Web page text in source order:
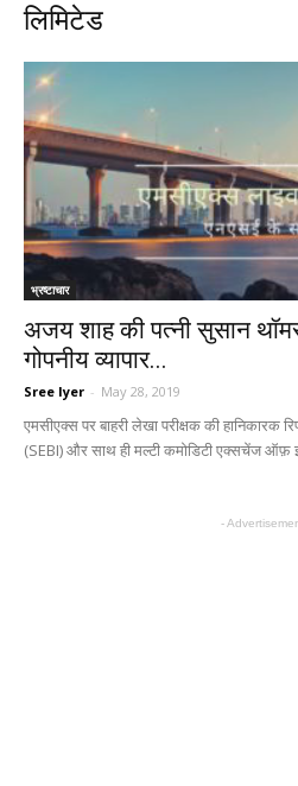
लिमिटेड
भ्रष्टाचार
अजय शाह की पत्नी सुसान थॉमस
गोपनीय व्यापार...
Sree Iyer - May 28, 2019
एमसीएक्स पर बाहरी लेखा परीक्षक की हानिकारक
(SEBI) और साथ ही मल्टी कमोडिटी एक्सचेंज ऑफ़
-